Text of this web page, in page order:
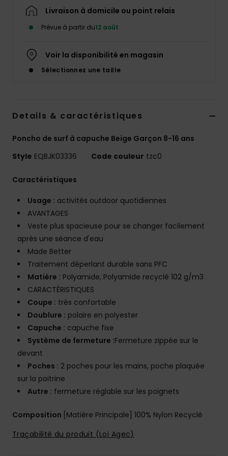
Livraison à domicile ou point relais
Prévue à partir du12 août
Voir la disponibilité en magasin
Sélectionnez une taille
Details & caractéristiques
Poncho de surf à capuche Beige Garçon 8-16 ans
Style EQBJK03336 Code couleur tzc0
Caractéristiques
Usage : activités outdoor quotidiennes
AVANTAGES
Veste plus spacieuse pour se changer facilement
après une séance d'eau
Made Better
Traitement déperlant durable sans PFC
Matière : Polyamide, Polyamide recyclé 102 g/m3
CARACTÉRISTIQUES
Coupe : très confortable
Doublure : polaire en polyester
Capuche : capuche fixe
Système de fermeture :Fermeture zippée sur le
devant
Poches : 2 poches pour les mains, poche plaquée
sur la poitrine
Autre : fermeture réglable sur les poignets
Composition [Matière Principale] 100% Nylon Recyclé
Traçabilité du produit (Loi Agec)